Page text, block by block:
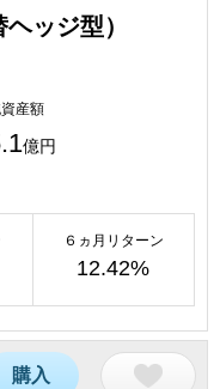
ッジ型）
産額
億円
６ヵ月リターン
12.42%
購入